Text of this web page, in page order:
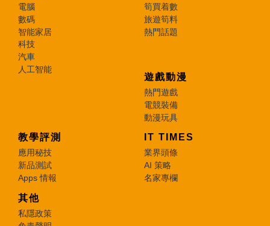
電腦
數碼
智能家居
科技
汽車
人工智能
筍買着數
旅遊筍料
熱門話題
遊戲動漫
熱門遊戲
電競裝備
動漫玩具
教學評測
應用秘技
新品測試
Apps 情報
IT TIMES
業界頭條
AI 策略
名家專欄
其他
私隱政策